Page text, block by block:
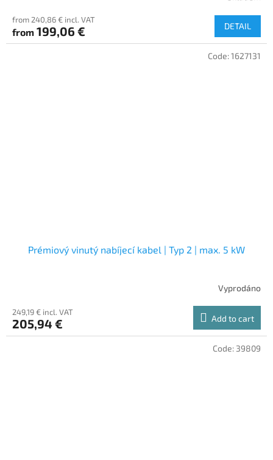
from 240,86 € incl. VAT
from 199,06 € DETAIL
Prémiový vinutý nabíjecí kabel | Typ 2 | max. 5 kW
Vyprodáno
249,19 € incl. VAT
205,94 € Add to cart
Code:1627131
Code: 39809